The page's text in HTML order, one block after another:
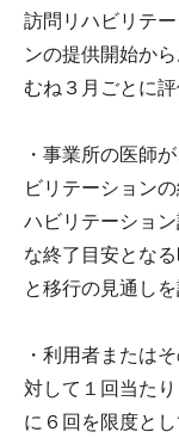
訪問リハビリテ
ンの提供開始か
むね３月ごとに評
・事業所の医師
ビリテーション
ハビリテーショ
な終了目安とな
と移行の見通しを
・利用者または
対して１回当た
に６回を限度と